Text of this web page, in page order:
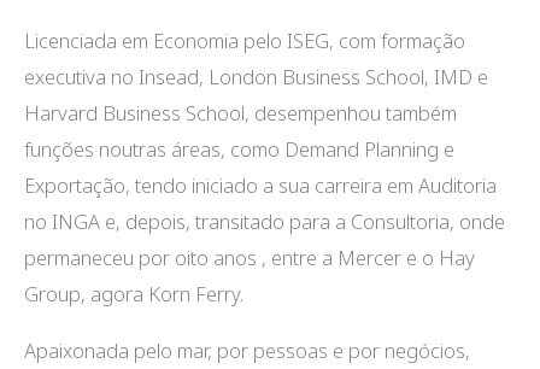
Licenciada em Economia pelo ISEG, com formação
executiva no Insead, London Business School, IMD e
Harvard Business School, desempenhou também
funções noutras áreas, como Demand Planning e
Exportação, tendo iniciado a sua carreira em Auditoria
no INGA e, depois, transitado para a Consultoria, onde
permaneceu por oito anos , entre a Mercer e o Hay
Group, agora Korn Ferry.
Apaixonada pelo mar, por pessoas e por negócios,